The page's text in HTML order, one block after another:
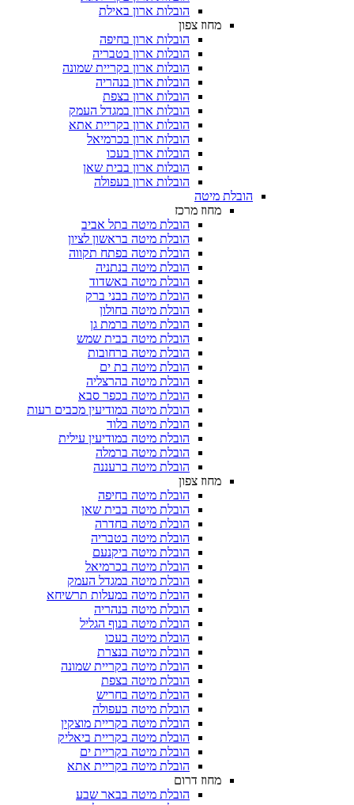
הובלות ארון באילת
מחוז צפון
הובלות ארון בחיפה
הובלות ארון בטבריה
הובלות ארון בקריית שמונה
הובלות ארון בנהריה
הובלות ארון בצפת
הובלות ארון במגדל העמק
הובלות ארון בקריית אתא
הובלות ארון בכרמיאל
הובלות ארון בעכו
הובלות ארון בבית שאן
הובלות ארון בעפולה
הובלת מיטה
מחוז מרכז
הובלת מיטה בתל אביב
הובלת מיטה בראשון לציון
הובלת מיטה בפתח תקווה
הובלת מיטה בנתניה
הובלת מיטה באשדוד
הובלת מיטה בבני ברק
הובלת מיטה בחולון
הובלת מיטה ברמת גן
הובלת מיטה בבית שמש
הובלת מיטה ברחובות
הובלת מיטה בת ים
הובלת מיטה בהרצליה
הובלת מיטה בכפר סבא
הובלת מיטה במודיעין מכבים רעות
הובלת מיטה בלוד
הובלת מיטה במודיעין עילית
הובלת מיטה ברמלה
הובלת מיטה ברעננה
מחוז צפון
הובלת מיטה בחיפה
הובלת מיטה בבית שאן
הובלת מיטה בחדרה
הובלת מיטה בטבריה
הובלת מיטה ביקנעם
הובלת מיטה בכרמיאל
הובלת מיטה במגדל העמק
הובלת מיטה במעלות תרשיחא
הובלת מיטה בנהריה
הובלת מיטה בנוף הגליל
הובלת מיטה בעכו
הובלת מיטה בנצרת
הובלת מיטה בקריית שמונה
הובלת מיטה בצפת
הובלת מיטה בחריש
הובלת מיטה בעפולה
הובלת מיטה בקריית מוצקין
הובלת מיטה בקריית ביאליק
הובלת מיטה בקריית ים
הובלת מיטה בקריית אתא
מחוז דרום
הובלת מיטה בבאר שבע